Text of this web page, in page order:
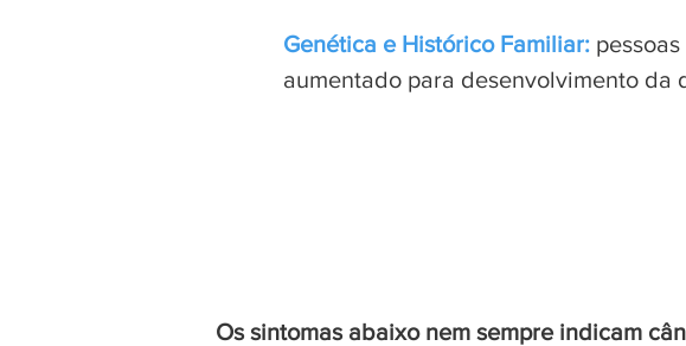
Genética e Histórico Familiar:
aumentado para desenvolvimento da
Os sintomas abaixo nem sempre indicam